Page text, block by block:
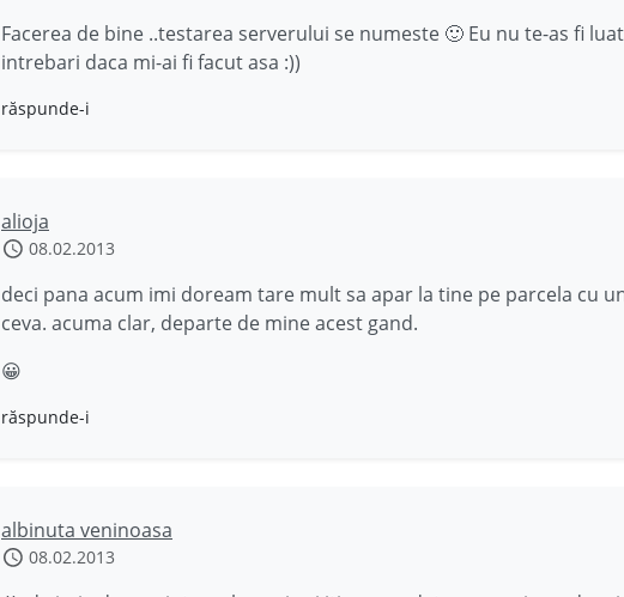
Facerea de bine ..testarea serverului se numeste 🙂 Eu nu te-as fi
intrebari daca mi-ai fi facut asa :))
răspunde-i
alioja
08.02.2013
deci pana acum imi doream tare mult sa apar la tine pe parcela cu
ceva. acuma clar, departe de mine acest gand.
😀
răspunde-i
albinuta veninoasa
08.02.2013